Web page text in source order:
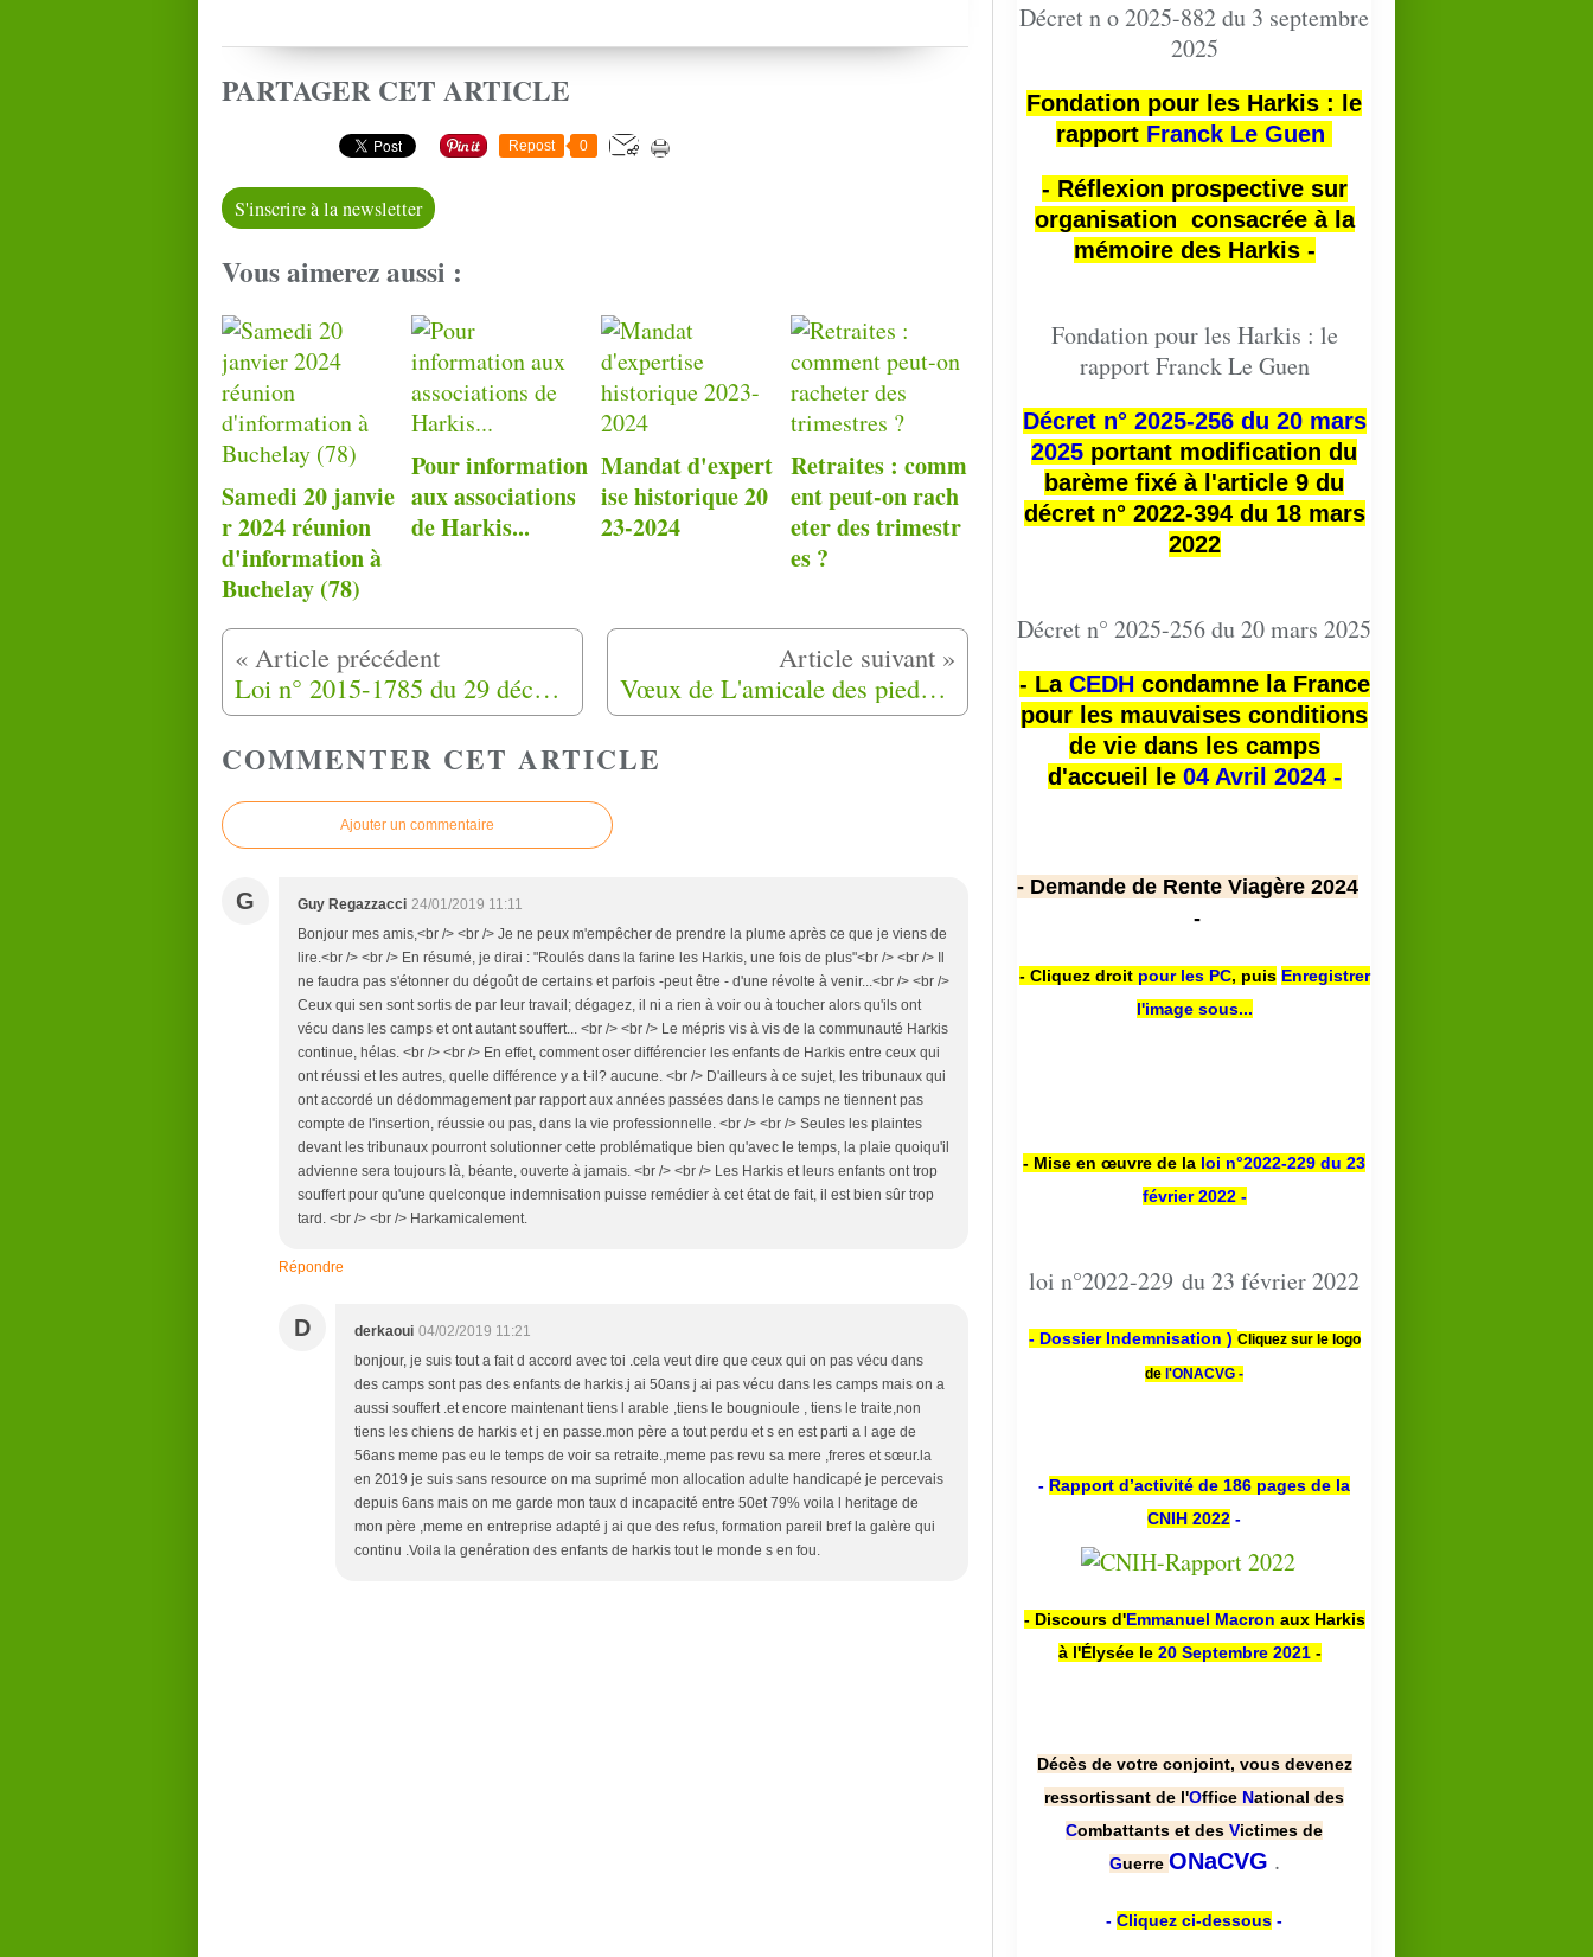
PARTAGER CET ARTICLE
Repost 0
S'inscrire à la newsletter
Vous aimerez aussi :
Samedi 20 janvie
r 2024 réunion
d'information à
Buchelay (78)
Pour information
aux associations
de Harkis...
Mandat d'expert
ise historique 20
23-2024
Retraites : comm
ent peut-on rach
eter des trimestr
es ?
Loi n° 2015-1785 du 29 décembre 2015 de finances pour 2016 (1) Vœux de L'amicale des pieds-noirs et de leurs amis de la Dordogne (24)
COMMENTER CET ARTICLE
Ajouter un commentaire
G Guy Regazzacci 24/01/2019 11:11
Bonjour mes amis,<br /> <br /> Je ne peux m'empêcher de prendre la plume après ce que je viens de
lire.<br /> <br /> En résumé, je dirai : "Roulés dans la farine les Harkis, une fois de plus"<br /> <br /> Il
ne faudra pas s'étonner du dégoût de certains et parfois -peut être - d'une révolte à venir...<br /> <br />
Ceux qui sen sont sortis de par leur travail; dégagez, il ni a rien à voir ou à toucher alors qu'ils ont
vécu dans les camps et ont autant souffert... <br /> <br /> Le mépris vis à vis de la communauté Harkis
continue, hélas. <br /> <br /> En effet, comment oser différencier les enfants de Harkis entre ceux qui
ont réussi et les autres, quelle différence y a t-il? aucune. <br /> D'ailleurs à ce sujet, les tribunaux qui
ont accordé un dédommagement par rapport aux années passées dans le camps ne tiennent pas
compte de l'insertion, réussie ou pas, dans la vie professionnelle. <br /> <br /> Seules les plaintes
devant les tribunaux pourront solutionner cette problématique bien qu'avec le temps, la plaie quoiqu'il
advienne sera toujours là, béante, ouverte à jamais. <br /> <br /> Les Harkis et leurs enfants ont trop
souffert pour qu'une quelconque indemnisation puisse remédier à cet état de fait, il est bien sûr trop
tard. <br /> <br /> Harkamicalement.
Répondre
D derkaoui 04/02/2019 11:21
bonjour, je suis tout a fait d accord avec toi .cela veut dire que ceux qui on pas vécu dans
des camps sont pas des enfants de harkis.j ai 50ans j ai pas vécu dans les camps mais on a
aussi souffert .et encore maintenant tiens l arable ,tiens le bougnioule , tiens le traite,non
tiens les chiens de harkis et j en passe.mon père a tout perdu et s en est parti a l age de
56ans meme pas eu le temps de voir sa retraite.,meme pas revu sa mere ,freres et sœur.la
en 2019 je suis sans resource on ma suprimé mon allocation adulte handicapé je percevais
depuis 6ans mais on me garde mon taux d incapacité entre 50et 79% voila l heritage de
mon père ,meme en entreprise adapté j ai que des refus, formation pareil bref la galère qui
continu .Voila la genération des enfants de harkis tout le monde s en fou.
Décret n o 2025-882 du 3 septembre
2025
Fondation pour les Harkis : le
rapport Franck Le Guen
- Réflexion prospective sur
organisation consacrée à la
mémoire des Harkis -
Fondation pour les Harkis : le
rapport Franck Le Guen
Décret n° 2025-256 du 20 mars
2025 portant modification du
barème fixé à l'article 9 du
décret n° 2022-394 du 18 mars
2022
Décret n° 2025-256 du 20 mars 2025
- La CEDHcondamne la France
pour les mauvaises conditions
de vie dans les camps
d'accueil le 04 Avril 2024 -
- Demande de Rente Viagère 2024
-
- Cliquez droit pour les PC, puis Enregistrer
l'image sous...
- Mise en œuvre de la loi n°2022-229 du 23
février 2022 -
loi n°2022-229 du 23 février 2022
- Dossier Indemnisation ) Cliquez sur le logo
de l'ONACVG -
- Rapport d’activité de 186 pages de la
CNIH 2022 -
- Discours d'Emmanuel Macron aux Harkis
à l'Élysée le 20 Septembre 2021 -
Décès de votre conjoint, vous devenez
ressortissant de l'Office National des
Combattants et des Victimes de
Guerre ONaCVG .
- Cliquez ci-dessous -